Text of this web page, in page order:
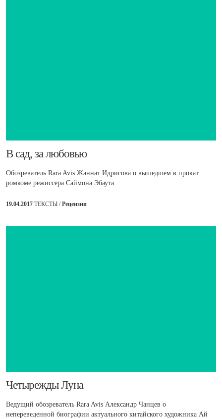
​В сад, за любовью
Обозреватель Rara Avis Жаннат Идрисова о вышедшем в прокат
ромкоме режиссера Саймона Эбаута.
19.04.2017 ТЕКСТЫ /Рецензии
​Четырежды Луна
Ведущий обозреватель Rara Avis Александр Чанцев о
непереведенной биографии актуального китайского художника Ай